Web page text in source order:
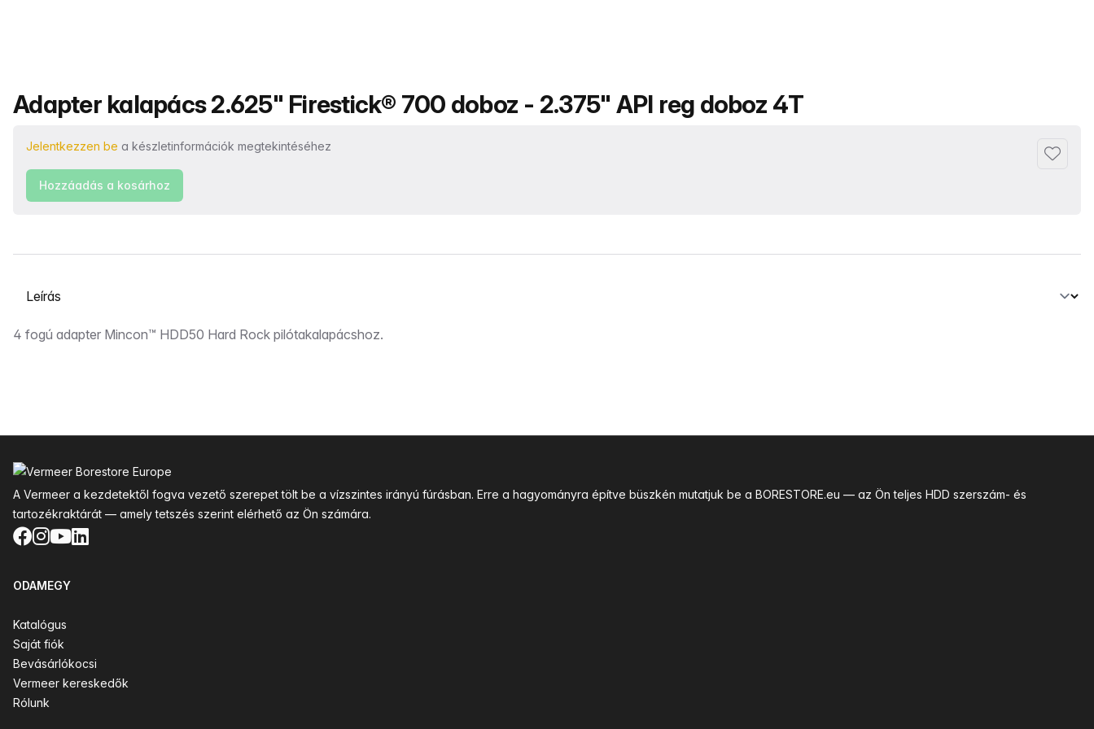
Termék neve
Adapter kalapács 2.625" Firestick® 700 doboz - 2.375" API reg doboz 4T
Jelentkezzen be a készletinformációk megtekintéséhez
Hozzáadás a kosárhoz
Válasszon ki egy lapot
Leírás
4 fogú adapter Mincon™ HDD50 Hard Rock pilótakalapácshoz.
A Vermeer a kezdetektől fogva vezető szerepet tölt be a vízszintes irányú fúrásban. Erre a hagyományra építve büszkén mutatjuk be a BORESTORE.eu — az Ön teljes HDD szerszám- és
tartozékraktárát — amely tetszés szerint elérhető az Ön számára.
Facebook
Instagram
YouTube
LinkedIn
ODAMEGY
Katalógus
Saját fiók
Bevásárlókocsi
Vermeer kereskedők
Rólunk